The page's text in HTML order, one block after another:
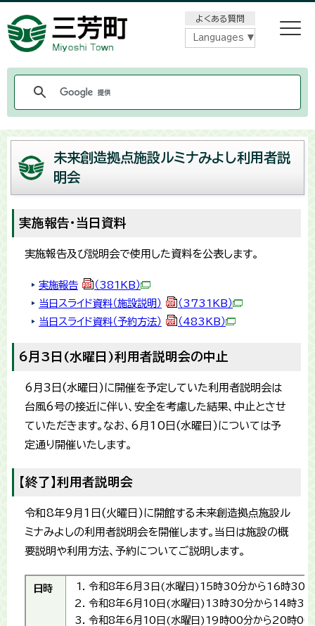
よくある質問
Languages
未来創造拠点施設ルミナみよし利用者説
明会
実施報告・当日資料
実施報告及び説明会で使用した資料を公表します。
実施報告
（381KB）
当日スライド資料（施設説明）
（3731KB）
当日スライド資料（予約方法）
（483KB）
6月3日(水曜日)利用者説明会の中止
6月3日(水曜日)に開催を予定していた利用者説明会は
台風6号の接近に伴い、安全を考慮した結果、中止とさせ
ていただきます。なお、6月10日(水曜日)については予
定通り開催いたします。
【終了】利用者説明会
令和8年9月1日(火曜日)に開館する未来創造拠点施設ル
ミナみよしの利用者説明会を開催します。当日は施設の概
要説明や利用方法、予約についてご説明します。
日時
令和8年6月3日(水曜日)15時30分から16時30分
令和8年6月10日(水曜日)13時30分から14時30
令和8年6月10日(水曜日)19時00分から20時00